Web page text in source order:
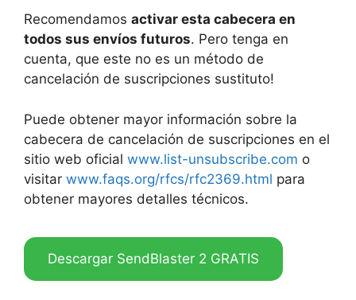
Recomendamos activar esta cabecera en
todos sus envíos futuros. Pero tenga en
cuenta, que este no es un método de
cancelación de suscripciones sustituto!
Puede obtener mayor información sobre la
cabecera de cancelación de suscripciones en el
sitio web oficial www.list-unsubscribe.com o
visitar www.faqs.org/rfcs/rfc2369.html para
obtener mayores detalles técnicos.
Descargar SendBlaster 2 GRATIS